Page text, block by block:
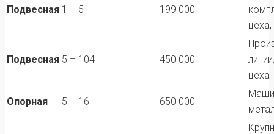
Подвесная 1 – 5 199 000
Подвесная 5 – 104 450 000
цеха
Опорная 5 – 16 650 000